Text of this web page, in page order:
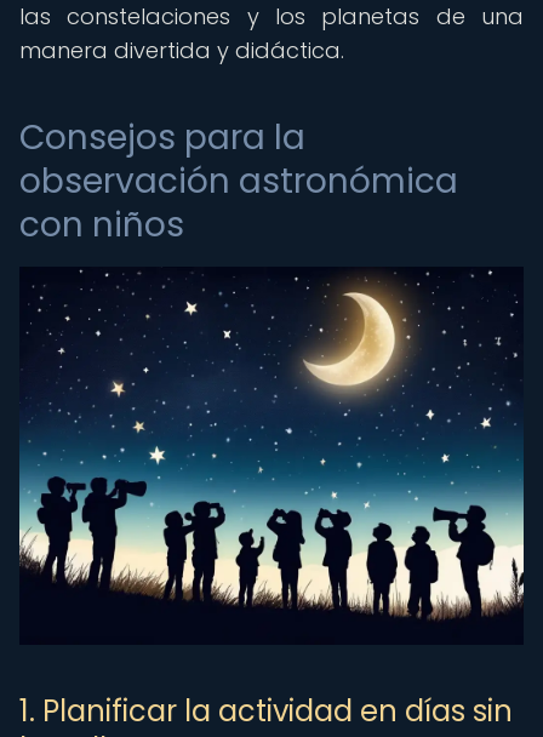
las constelaciones y los planetas de una
manera divertida y didáctica.
Consejos para la
observación astronómica
con niños
1. Planificar la actividad en días sin